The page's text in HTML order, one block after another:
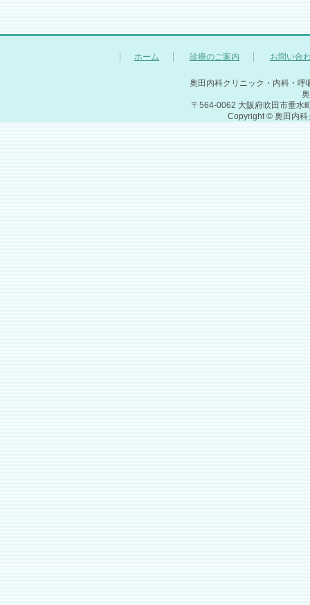
ホーム 診療のご案内 お問い合
奥田内科クリニック・内科・呼
〒564-0062 大阪府吹田市垂水
Copyright © 奥田内科